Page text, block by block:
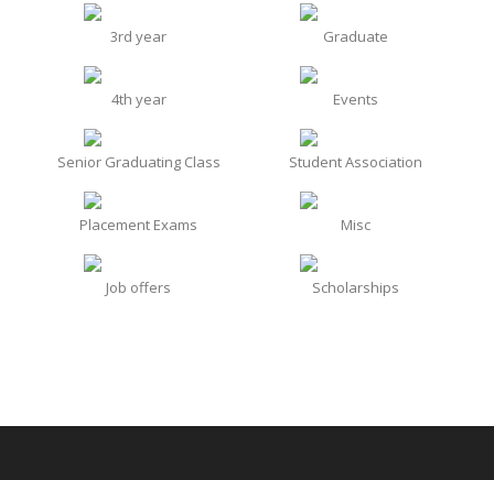
3rd year Graduate
4th year Events
Senior Graduating Class Student Association
Placement Exams Misc
Job offers Scholarships